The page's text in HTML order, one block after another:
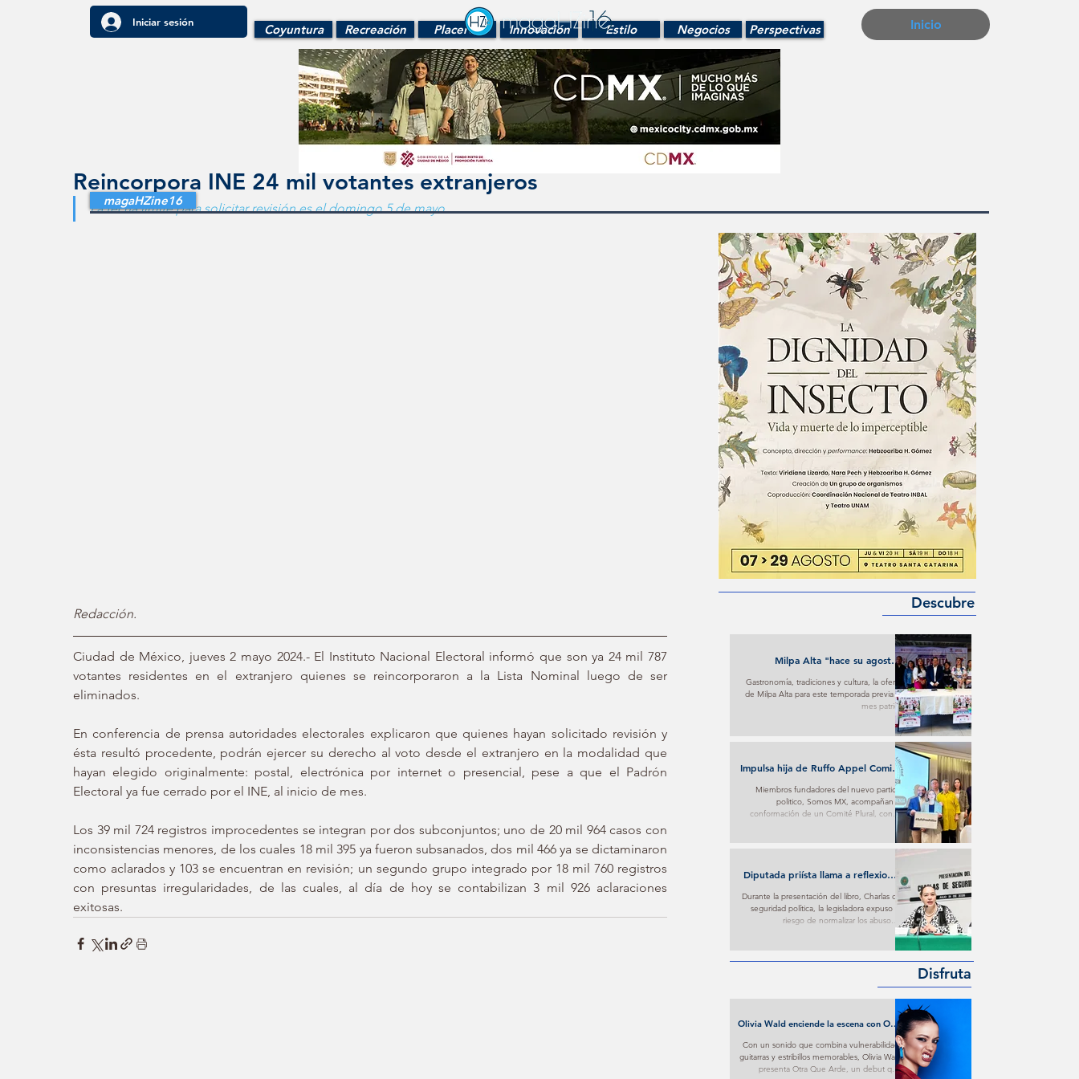
Iniciar sesión Coyuntura Recreación Placeres Innovación Estilo Negocios Perspectivas Inicio
Reincorpora INE 24 mil votantes extranjeros
La fecha límite para solicitar revisión es el domingo 5 de mayo.
Redacción.
Ciudad de México, jueves 2 mayo 2024.- El Instituto Nacional Electoral informó que son ya 24 mil 787
votantes residentes en el extranjero quienes se reincorporaron a la Lista Nominal luego de ser
eliminados.
En conferencia de prensa autoridades electorales explicaron que quienes hayan solicitado revisión y
ésta resultó procedente, podrán ejercer su derecho al voto desde el extranjero en la modalidad que
hayan elegido originalmente: postal, electrónica por internet o presencial, pese a que el Padrón
Electoral ya fue cerrado por el INE, al inicio de mes.
Los 39 mil 724 registros improcedentes se integran por dos subconjuntos; uno de 20 mil 964 casos con
inconsistencias menores, de los cuales 18 mil 395 ya fueron subsanados, dos mil 466 ya se dictaminaron
como aclarados y 103 se encuentran en revisión; un segundo grupo integrado por 18 mil 760 registros
con presuntas irregularidades, de las cuales, al día de hoy se contabilizan 3 mil 926 aclaraciones
exitosas.
magaHZine16
Milpa Alta "hace su agosto"
Gastronomía, tradiciones y cultura, la oferta
de Milpa Alta para este temporada previa al
mes patrio.
Impulsa hija de Ruffo Appel Comité
en su defensa con respaldo de
fundadores de Somos MX
Miembros fundadores del nuevo partido
politico, Somos MX, acompañan la
conformación de un Comité Plural, con el
que buscan ejercer presión para conseguir
trato digno contra lo que consideran materia
de persecución.
Diputada priísta llama a reflexionar
sobre imposiciones oficialistas
Durante la presentación del libro, Charlas de
seguridad política, la legisladora expuso el
riesgo de normalizar los abusos e
imposiciones oficialistas.
Disfruta
Olivia Wald enciende la escena con Otra
Que Arde: El desamor Pop al más puro
estilo de la narrativa estadounidense
Con un sonido que combina vulnerabilidad,
guitarras y estribillos memorables, Olivia Wald
presenta Otra Que Arde, un debut que
Descubre